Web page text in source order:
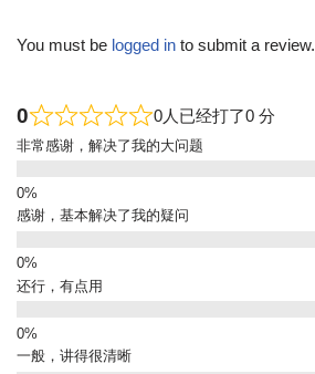
You must be logged in to submit a review.
0 0人已经打了0 分
非常感谢，解决了我的大问题
感谢，基本解决了我的疑问
还行，有点用
一般，讲得很清晰